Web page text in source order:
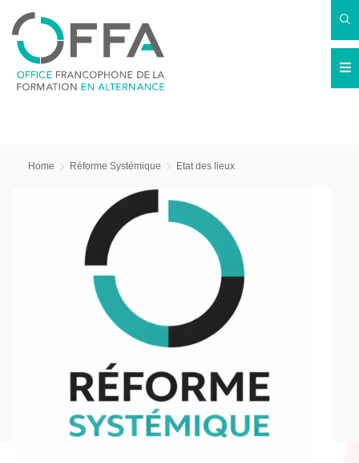
Home Réforme Systémique Etat des lieux